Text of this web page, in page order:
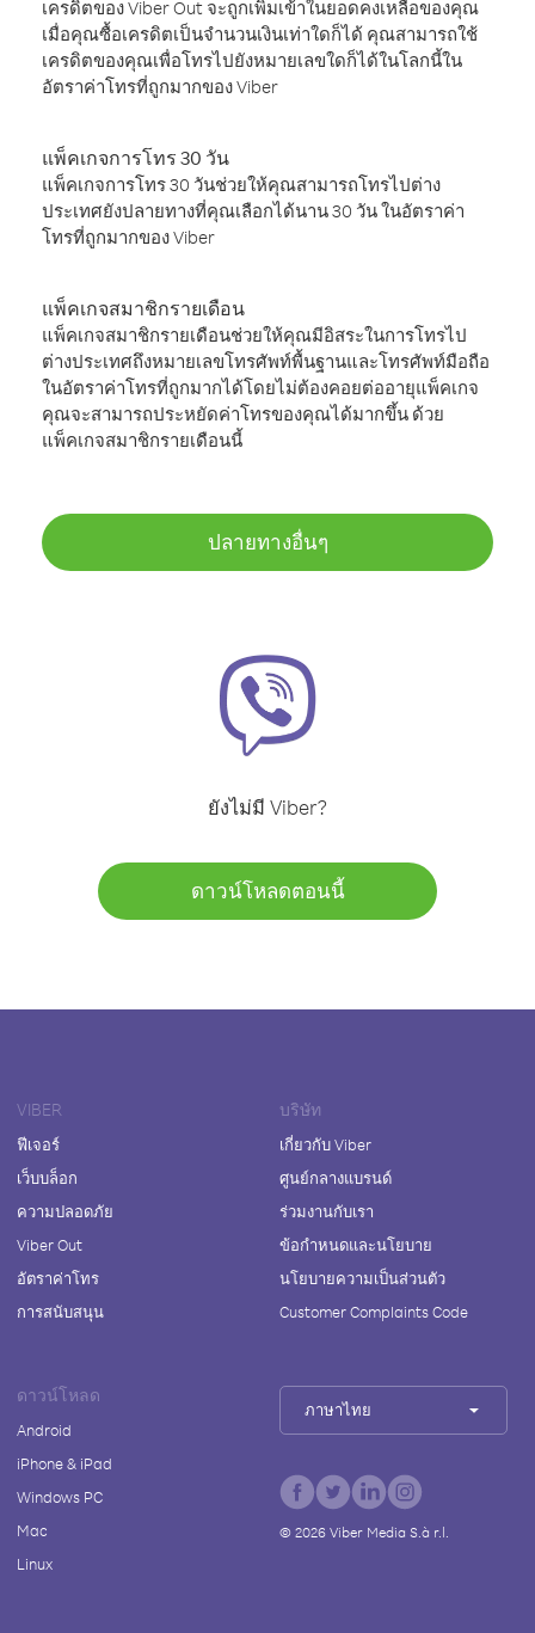
เครดิตของ Viber Out จะถูกเพิ่มเข้าในยอดคงเหลือของคุณ
เมื่อคุณซื้อเครดิตเป็นจำนวนเงินเท่าใดก็ได้ คุณสามารถใช้
เครดิตของคุณเพื่อโทรไปยังหมายเลขใดก็ได้ในโลกนี้ใน
อัตราค่าโทรที่ถูกมากของ Viber
แพ็คเกจการโทร 30 วัน
แพ็คเกจการโทร 30 วันช่วยให้คุณสามารถโทรไปต่าง
ประเทศยังปลายทางที่คุณเลือกได้นาน 30 วัน ในอัตราค่า
โทรที่ถูกมากของ Viber
แพ็คเกจสมาชิกรายเดือน
แพ็คเกจสมาชิกรายเดือนช่วยให้คุณมีอิสระในการโทรไป
ต่างประเทศถึงหมายเลขโทรศัพท์พื้นฐานและโทรศัพท์มือถือ
ในอัตราค่าโทรที่ถูกมากได้โดยไม่ต้องคอยต่ออายุแพ็คเกจ
คุณจะสามารถประหยัดค่าโทรของคุณได้มากขึ้น ด้วย
แพ็คเกจสมาชิกรายเดือนนี้
ปลายทางอื่นๆ
ยังไม่มี Viber?
ดาวน์โหลดตอนนี้
VIBER
ฟีเจอร์
เว็บบล็อก
ความปลอดภัย
Viber Out
อัตราค่าโทร
การสนับสนุน
บริษัท
เกี่ยวกับ Viber
ศูนย์กลางแบรนด์
ร่วมงานกับเรา
ข้อกำหนดและนโยบาย
นโยบายความเป็นส่วนตัว
Customer Complaints Code
ดาวน์โหลด
Android
iPhone & iPad
Windows PC
Mac
Linux
ภาษาไทย
© 2026Viber Media S.à r.l.